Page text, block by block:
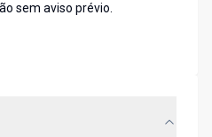
sem aviso prévio.